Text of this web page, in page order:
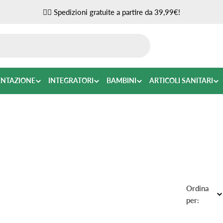
✌🏼 Spedizioni gratuite a partire da 39,99€!
INTEGRATORI BAMBINI ARTICOLI SANITARI
Ordina
per: